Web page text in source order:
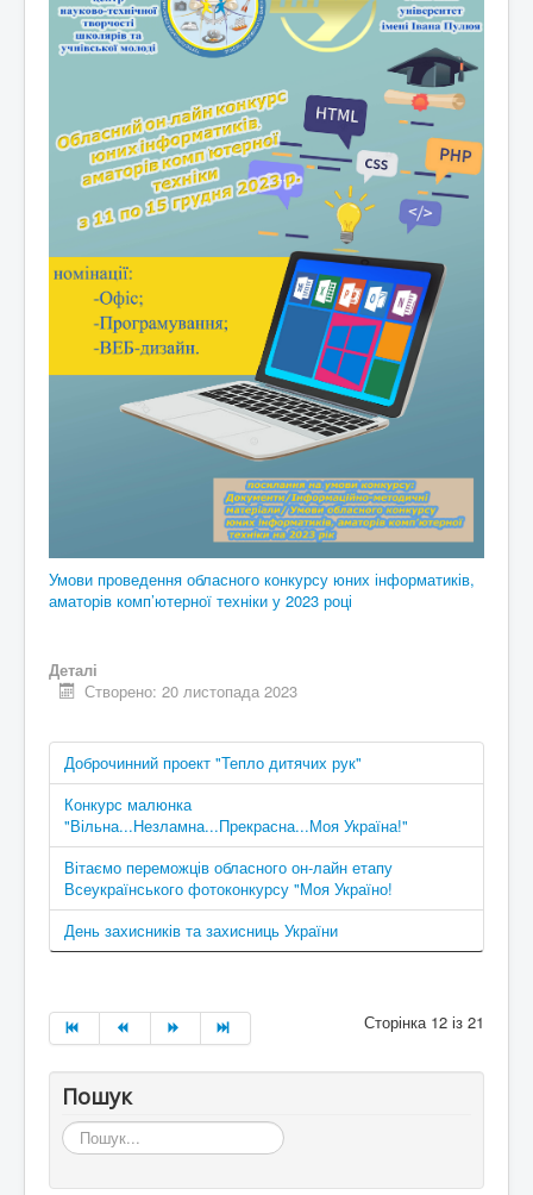
Умови проведення обласного конкурсу юних інформатиків,
аматорів комп’ютерної техніки у 2023 році
Деталі
Створено: 20 листопада 2023
Доброчинний проект "Тепло дитячих рук"
Конкурс малюнка
"Вільна...Незламна...Прекрасна...Моя Україна!"
Вітаємо переможців обласного он-лайн етапу
Всеукраїнського фотоконкурсу "Моя Україно!
День захисників та захисниць України
Сторінка 12 із 21
Пошук
Пошук...